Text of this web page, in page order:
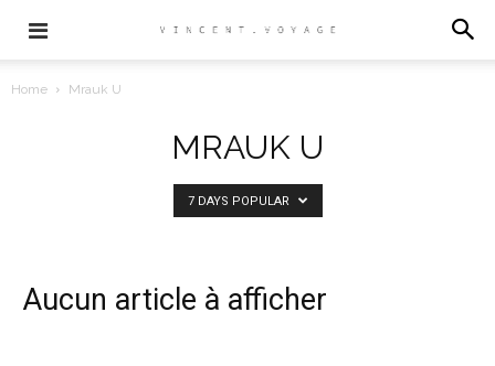
Home Mrauk U
MRAUK U
7 DAYS POPULAR
Aucun article à afficher